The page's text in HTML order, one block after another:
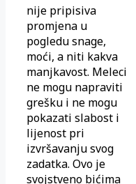
nije pripisiva
promjena u
pogledu snage,
moći, a niti kakva
manjkavost. Meleci
ne mogu napraviti
grešku i ne mogu
pokazati slabost i
lijenost pri
izvršavanju svog
zadatka. Ovo je
svojstveno bićima